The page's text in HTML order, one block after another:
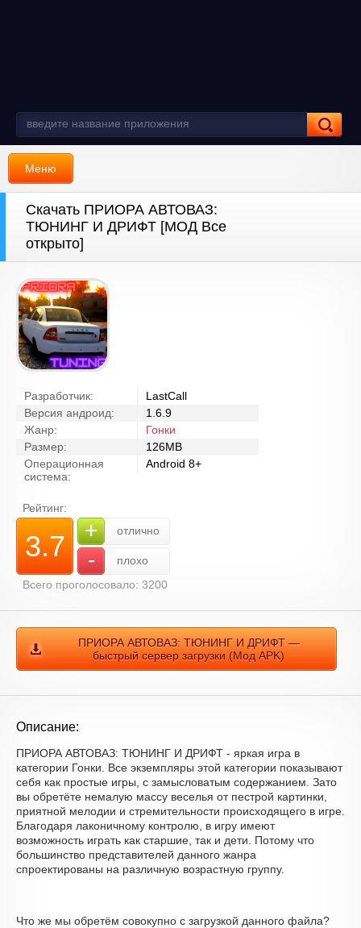
Меню
Скачать ПРИОРА АВТОВАЗ:
ТЮНИНГ И ДРИФТ [МОД Все
открыто]
Разработчик:
LastCall
Версия андроид:
1.6.9
Жанр:
Гонки
Размер:
126MB
Операционная
система:
Android 8+
Рейтинг:
3.7 + отлично
-
плохо
Всего проголосовало: 3200
ПРИОРА АВТОВАЗ: ТЮНИНГ И ДРИФТ —
быстрый сервер загрузки (Мод APK)
Описание:
ПРИОРА АВТОВАЗ: ТЮНИНГ И ДРИФТ - яркая игра в
категории Гонки. Все экземпляры этой категории показывают
себя как простые игры, с замысловатым содержанием. Зато
вы обретёте немалую массу веселья от пестрой картинки,
приятной мелодии и стремительности происходящего в игре.
Благодаря лаконичному контролю, в игру имеют
возможность играть как старшие, так и дети. Потому что
большинство представителей данного жанра
спроектированы на различную возрастную группу.
Что же мы обретём совокупно с загрузкой данного файла?